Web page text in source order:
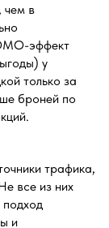
чем в
эффект
у
только за
броней по
трафика,
все из них
и